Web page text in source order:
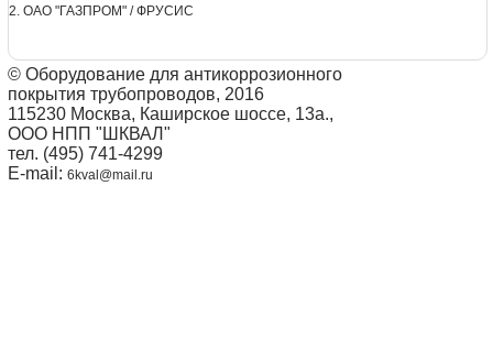
2. ОАО "ГАЗПРОМ" / ФРУСИС
© Оборудование для антикоррозионного
покрытия трубопроводов, 2016
115230 Москва, Каширское шоссе, 13а.,
ООО НПП "ШКВАЛ"
тел. (495) 741-4299
E-mail: 6kval@mail.ru